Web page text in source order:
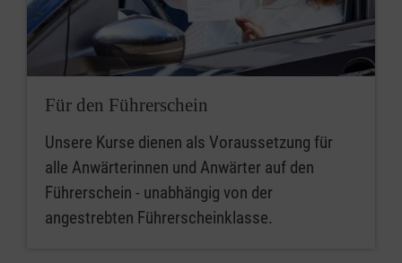
Für den Führerschein
Unsere Kurse dienen als Voraussetzung für
alle Anwärterinnen und Anwärter auf den
Führerschein - unabhängig von der
angestrebten Führerscheinklasse.